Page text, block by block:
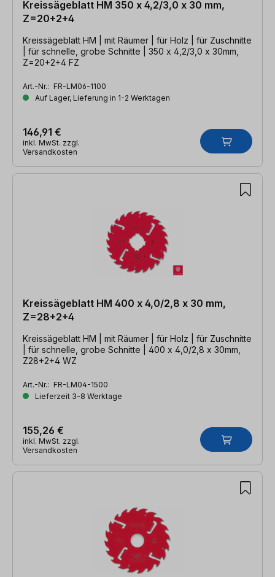
Kreissägeblatt HM 350 x 4,2/3,0 x 30 mm,
Z=20+2+4
Kreissägeblatt HM | mit Räumer | für Holz | für Zuschnitte
| für schnelle, grobe Schnitte | 350 x 4,2/3,0 x 30mm,
Z=20+2+4 FZ
Art.-Nr.: FR-LM06-1100
Auf Lager, Lieferung in 1-2 Werktagen
146,91 €
inkl. MwSt. zzgl.
Versandkosten
Kreissägeblatt HM 400 x 4,0/2,8 x 30 mm,
Z=28+2+4
Kreissägeblatt HM | mit Räumer | für Holz | für Zuschnitte
| für schnelle, grobe Schnitte | 400 x 4,0/2,8 x 30mm,
Z28+2+4 WZ
Art.-Nr.: FR-LM04-1500
Lieferzeit 3-8 Werktage
155,26 €
inkl. MwSt. zzgl.
Versandkosten